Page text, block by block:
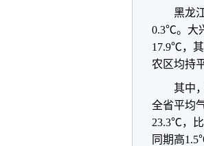
黑龙
0.3℃。大
17.9℃，
农区均持
其中
全省平均
23.3℃，
同期高